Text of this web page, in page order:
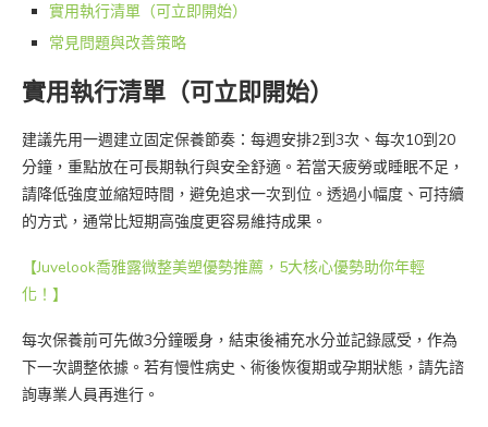
實用執行清單（可立即開始）
常見問題與改善策略
實用執行清單（可立即開始）
建議先用一週建立固定保養節奏：每週安排2到3次、每次10到20
分鐘，重點放在可長期執行與安全舒適。若當天疲勞或睡眠不足，
請降低強度並縮短時間，避免追求一次到位。透過小幅度、可持續
的方式，通常比短期高強度更容易維持成果。
【Juvelook喬雅露微整美塑優勢推薦，5大核心優勢助你年輕
化！】
每次保養前可先做3分鐘暖身，結束後補充水分並記錄感受，作為
下一次調整依據。若有慢性病史、術後恢復期或孕期狀態，請先諮
詢專業人員再進行。